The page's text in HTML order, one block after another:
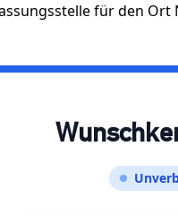
für den Ort